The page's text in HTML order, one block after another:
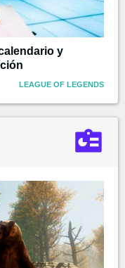
y
LEAGUE OF LEGENDS